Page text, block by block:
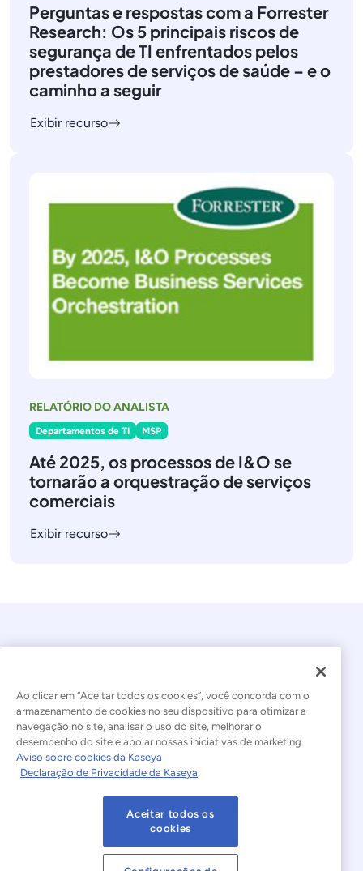
Perguntas e respostas com a Forrester
Research: Os 5 principais riscos de
segurança de TI enfrentados pelos
prestadores de serviços de saúde – e o
caminho a seguir
Exibir recurso
RELATÓRIO DO ANALISTA
Departamentos de TI MSP
Até 2025, os processos de I&O se
tornarão a orquestração de serviços
comerciais
Exibir recurso
© 2026 Kaseya. Todos os direitos reservados.
Português Brasileiro
Declaração sobre a Escravidão Moderna
Termos de Uso do Site Declaração de Privacidade
Mapa do site Cookies Settings
Ao clicar em “Aceitar todos os cookies”, você concorda com o
armazenamento de cookies no seu dispositivo para otimizar a
navegação no site, analisar o uso do site, melhorar o
desempenho do site e apoiar nossas iniciativas de marketing.
Aviso sobre cookies da Kaseya
Declaração de Privacidade da Kaseya
Aceitar todos os
cookies